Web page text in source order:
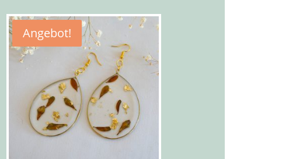
Angebot!